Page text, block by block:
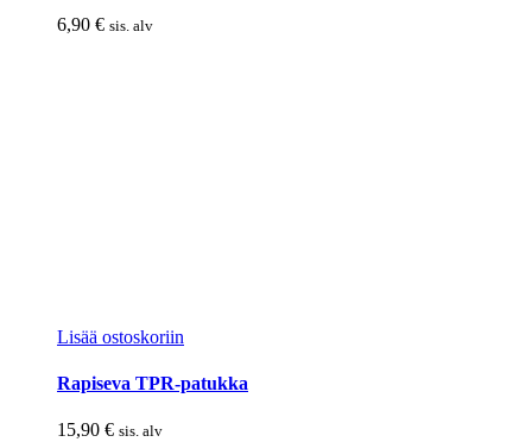
6,90 € sis. alv
Lisää ostoskoriin
Rapiseva TPR-patukka
15,90 € sis. alv